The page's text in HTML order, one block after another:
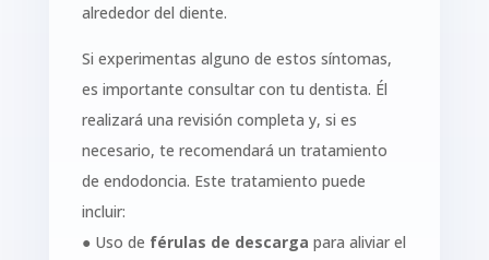
alrededor del diente.
Si experimentas alguno de estos síntomas,
es importante consultar con tu dentista. Él
realizará una revisión completa y, si es
necesario, te recomendará un tratamiento
de endodoncia. Este tratamiento puede
incluir:
● Uso de férulas de descarga para aliviar el